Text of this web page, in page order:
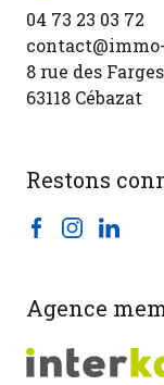
04 73 23 03 72
8 rue des Farges
63118 Cébazat
Restons
Agence